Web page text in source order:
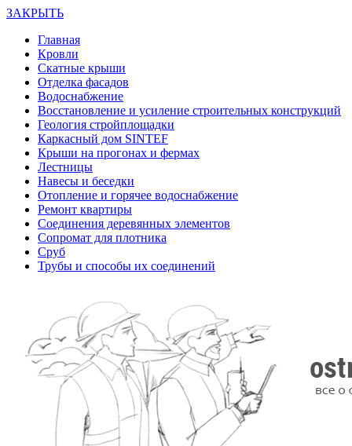
ЗАКРЫТЬ
Главная
Кровли
Скатные крыши
Отделка фасадов
Водоснабжение
Восстановление и усиление строительных конструкций
Геология стройплощадки
Каркасный дом SINTEF
Крыши на прогонах и фермах
Лестницы
Навесы и беседки
Отопление и горячее водоснабжение
Ремонт квартиры
Соединения деревянных элементов
Сопромат для плотника
Сруб
Трубы и способы их соединений